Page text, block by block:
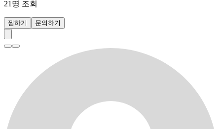
21 명 조회
찜하기 문의하기